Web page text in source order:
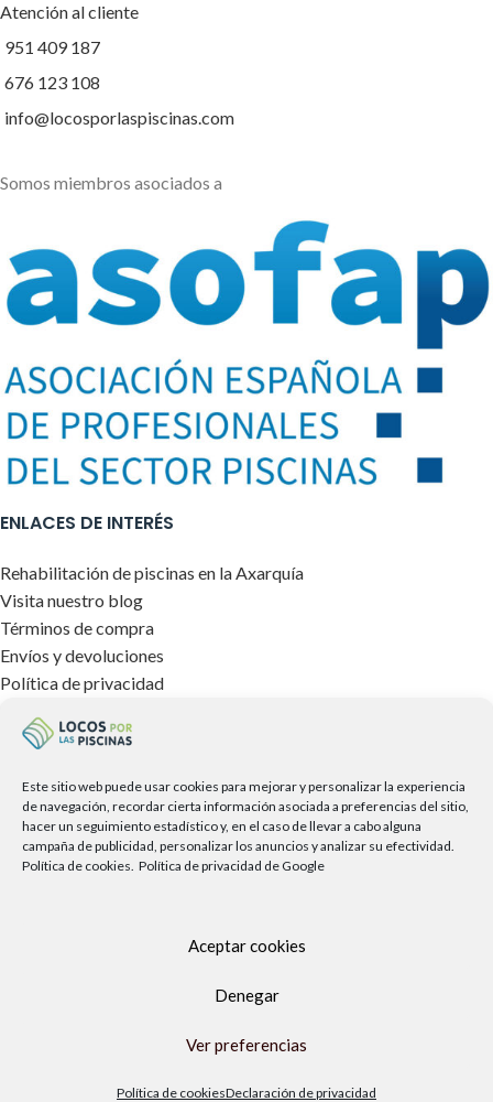
Este sitio web puede usar cookies para mejorar y personalizar la experiencia
de navegación, recordar cierta información asociada a preferencias del sitio,
hacer un seguimiento estadístico y, en el caso de llevar a cabo alguna
campaña de publicidad, personalizar los anuncios y analizar su efectividad.
Política de cookies. Política de privacidad de Google
Aceptar cookies
Denegar
Ver preferencias
Política de cookiesDeclaración de privacidad
Atención al cliente
951 409 187
676 123 108
info@locosporlaspiscinas.com
Somos miembros asociados a
ENLACES DE INTERÉS
Rehabilitación de piscinas en la Axarquía
Visita nuestro blog
Términos de compra
Envíos y devoluciones
Política de privacidad
Aviso legal
TIENDA FÍSICA